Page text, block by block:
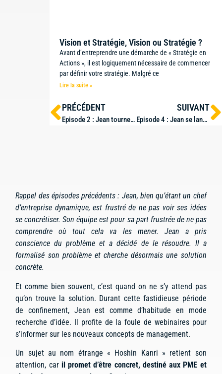
Rappel des épisodes précédents : Jean, bien qu’étant un chef
d’entreprise dynamique, est frustré de ne pas voir ses idées
se concrétiser. Son équipe est pour sa part frustrée de ne pas
comprendre où tout cela va les mener. Jean a pris
conscience du problème et a décidé de le résoudre. Il a
formalisé son problème et cherche désormais une solution
concrète.
Et comme bien souvent, c’est quand on ne s’y attend pas
qu’on trouve la solution. Durant cette fastidieuse période
de confinement, Jean est comme d’habitude en mode
recherche d’idée. Il profite de la foule de webinaires pour
s’informer sur les nouveaux concepts de management.
Un sujet au nom étrange « Hoshin Kanri » retient son
attention, car il promet d’être concret, destiné aux PME et
Vision et Stratégie, Vision ou Stratégie ?
Avant d’entreprendre une démarche de « Stratégie en
Actions », il est logiquement nécessaire de commencer
par définir votre stratégie. Malgré ce
Lire la suite »
PRÉCÉDENT
Episode 2 : Jean tourne en rond, mais pas pour longtemps
SUIVANT
Episode 4 : Jean se lance !